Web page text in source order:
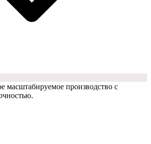
масштабируемое производство с